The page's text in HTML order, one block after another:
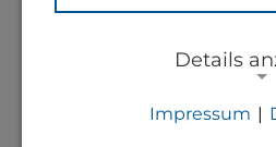
s.degache@th-
Details
Impressum |